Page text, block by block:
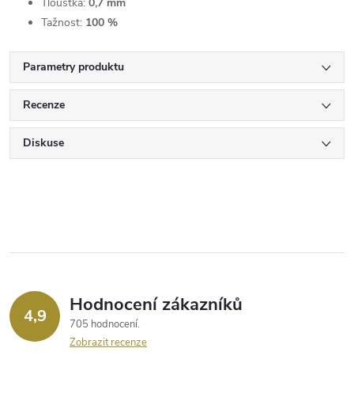
Tažnost: 100 %
Parametry produktu
Recenze
Diskuse
4,9 Hodnocení zákazníků
705 hodnocení
Zobrazit recenze